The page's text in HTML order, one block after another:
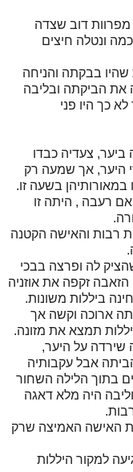
דוב שצדה
ונטלה חיצים
בבקתה והניחה
הביקתה ובליבה
כך היו פני
צעדיה כבדו
היער, אך שמעה רק
בשעה זו.
רעבה , היתה זו
רבות והאישה הקטנה
לה ופרצה בבכי
זקפה את אוזניה
ביללות משונות.
ארוכה וקשה אך
תמצא את מזונה.
שירדה על היער,
אבל עקבותיה
בתוך הלילה השחור
היה מלא דאגה
האישה האמיצה שרק
למקור היללות